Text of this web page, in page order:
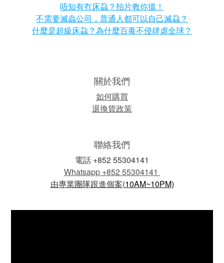
唔知有冇床蝨？拍片教你搵！
不需要滅蟲公司，普通人都可以自己滅蝨？
什麼是超級床蝨？為什麼百毒不侵肆虐全球？
關於我們
如何購買
退換貨政策
聯絡我們
電話 +852 55304141
Whatsapp +852 55304141
由專業團隊跟進個案(10AM~10PM)